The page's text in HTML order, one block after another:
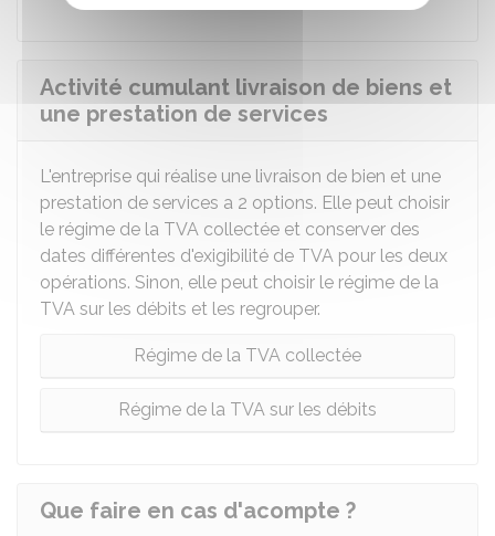
Activité cumulant livraison de biens et
une prestation de services
L'entreprise qui réalise une livraison de bien et une
prestation de services a 2 options. Elle peut choisir
le régime de la TVA collectée et conserver des
dates différentes d'exigibilité de TVA pour les deux
opérations. Sinon, elle peut choisir le régime de la
TVA sur les débits et les regrouper.
Régime de la TVA collectée
Régime de la TVA sur les débits
Que faire en cas d'acompte ?